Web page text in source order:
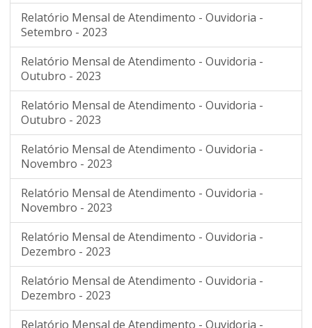
Relatório Mensal de Atendimento - Ouvidoria -
Setembro - 2023
Relatório Mensal de Atendimento - Ouvidoria -
Outubro - 2023
Relatório Mensal de Atendimento - Ouvidoria -
Outubro - 2023
Relatório Mensal de Atendimento - Ouvidoria -
Novembro - 2023
Relatório Mensal de Atendimento - Ouvidoria -
Novembro - 2023
Relatório Mensal de Atendimento - Ouvidoria -
Dezembro - 2023
Relatório Mensal de Atendimento - Ouvidoria -
Dezembro - 2023
Relatório Mensal de Atendimento - Ouvidoria -